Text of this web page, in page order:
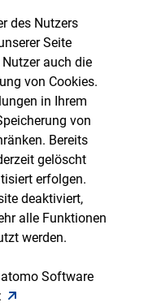
des Nutzers
Seite
auch die
von Cookies.
in Ihrem
von
Bereits
gelöscht
erfolgen.
deaktiviert,
alle Funktionen
werden.
Software